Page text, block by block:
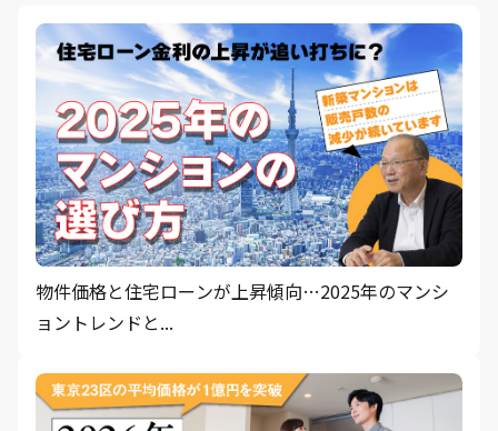
物件価格と住宅ローンが上昇傾向…2025年のマンシ
ョントレンドと...